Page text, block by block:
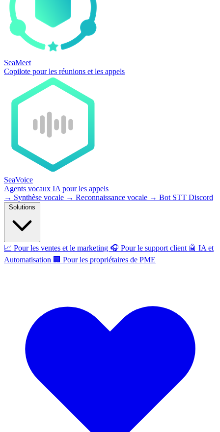
SeaMeet
Copilote pour les réunions et les appels
SeaVoice
Agents vocaux IA pour les appels
→ Synthèse vocale → Reconnaissance vocale → Bot STT Discord
📈 Pour les ventes et le marketing 🎧 Pour le support client 🤖 IA et
Automatisation 🏢 Pour les propriétaires de PME